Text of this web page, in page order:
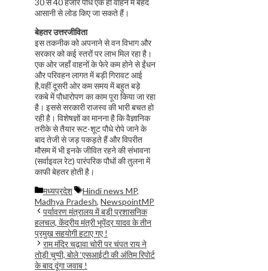
आसानी से लोड किए जा सकते हैं।
बेहतर उत्तरजीविता
इस तकनीक को अपनाने से वन विभाग और
सरकार को कई स्तरों पर लाभ मिल रहा है।
एक ओर जहाँ वाहनों के फेरे कम होने से ईंधन
और परिवहन लागत में बड़ी गिरावट आई
है,वहीं दूसरी ओर कम समय में बहुत बड़े
रकबे में पौधारोपण का काम पूरा किया जा रहा
है। इससे सरकारी राजस्व की भारी बचत हो
रही है। विशेषज्ञों का मानना है कि वैज्ञानिक
तरीके से तैयार रूट-शूट पौधे रोपे जाने के
बाद तेजी से जड़ पकड़ते हैं और विपरीत
मौसम में भी इनके जीवित रहने की संभावना
(सर्वाइवल रेट) पारंपरिक पौधों की तुलना में
काफी बेहतर होती है।
Categories
मध्यप्रदेश Tags
Hindi news MP,
Madhya Pradesh, NewspointMP
पर्यावरण मंत्रालय में बड़ी प्रशासनिक
हलचल, केंद्रीय मंत्री भूपेंद्र यादव के तीन
प्रमुख सहयोगी हटाए गए !
राम मंदिर चढ़ावा चोरी पर चंपत राय ने
तोड़ी चुप्पी, बोले ‘एसआईटी की अंतिम रिपोर्ट
के बाद दूंगा जवाब !